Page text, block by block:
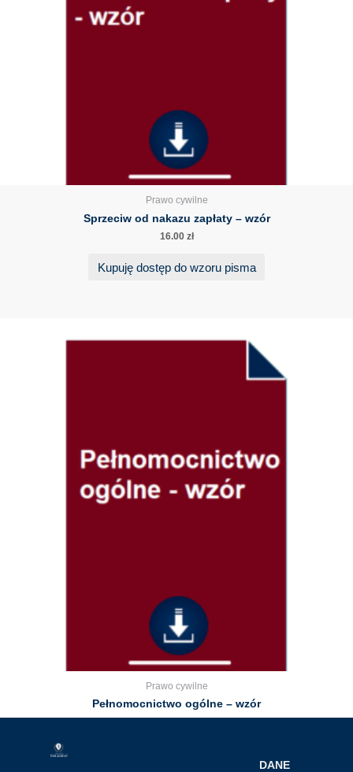
Prawo cywilne
Sprzeciw od nakazu zapłaty – wzór
16.00 zł
Kupuję dostęp do wzoru pisma
Prawo cywilne
Pełnomocnictwo ogólne – wzór
DANE